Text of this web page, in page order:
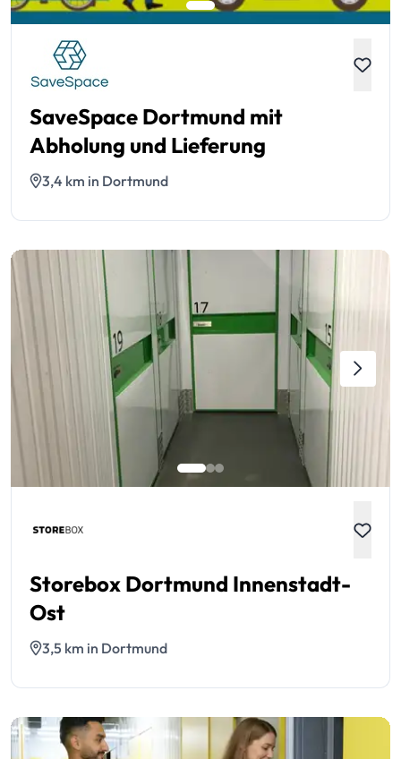
SaveSpace Dortmund mit
Abholung und Lieferung
3,4 km in Dortmund
Storebox Dortmund Innenstadt-
Ost
3,5 km in Dortmund